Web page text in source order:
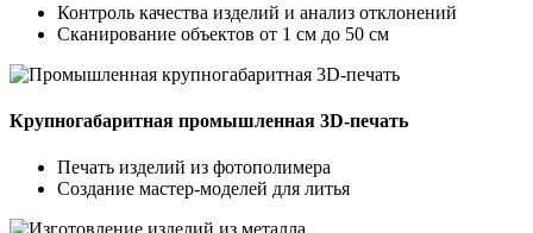
Контроль качества изделий и анализ отклонений
Сканирование объектов от 1 см до 50 см
Крупногабаритная промышленная 3D‑печать
Печать изделий из фотополимера
Создание мастер‑моделей для литья